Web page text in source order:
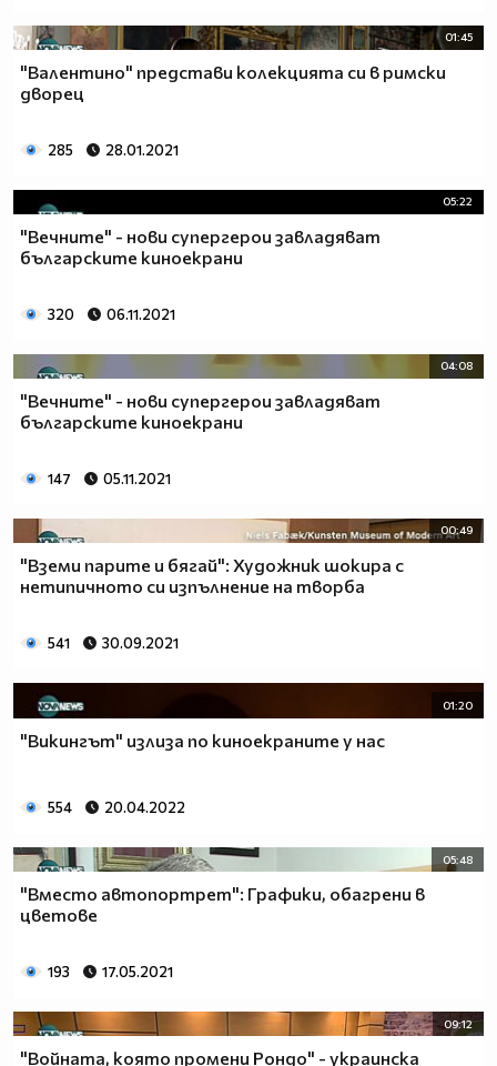
01:45
"Валентино" представи колекцията си в римски
дворец
285 28.01.2021
05:22
"Вечните" - нови супергерои завладяват
българските киноекрани
320 06.11.2021
04:08
"Вечните" - нови супергерои завладяват
българските киноекрани
147 05.11.2021
00:49
"Вземи парите и бягай": Художник шокира с
нетипичното си изпълнение на творба
541 30.09.2021
01:20
"Викингът" излиза по киноекраните у нас
554 20.04.2022
05:48
"Вместо автопортрет": Графики, обагрени в
цветове
193 17.05.2021
09:12
"Войната, която промени Рондо" - украинска